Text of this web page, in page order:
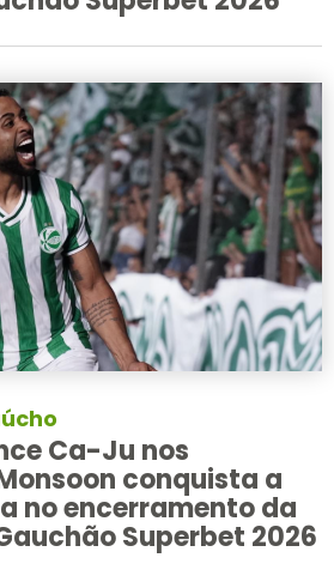
Ca-Ju nos
conquista a
no encerramento da
Superbet 2026